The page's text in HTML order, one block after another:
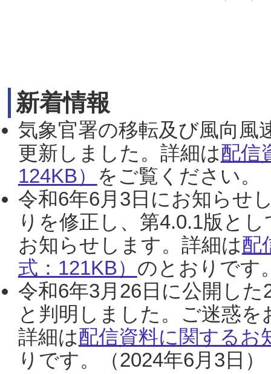
新着情報
気象官署の移転及び風向風
更新しました。詳細は配信
124KB） をご覧ください。
令和6年6月3日にお知らせ
りを修正し、第4.0.1版と
お知らせします。詳細は配
式：121KB） のとおりです
令和6年3月26日に公開し
と判明しました。ご迷惑
詳細は配信資料に関するお
りです。（2024年6月3日）